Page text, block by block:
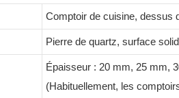
Comptoir de cuisine, dessus
Pierre de quartz, surface
Épaisseur : 20 mm, 25 mm,
(Habituellement, les